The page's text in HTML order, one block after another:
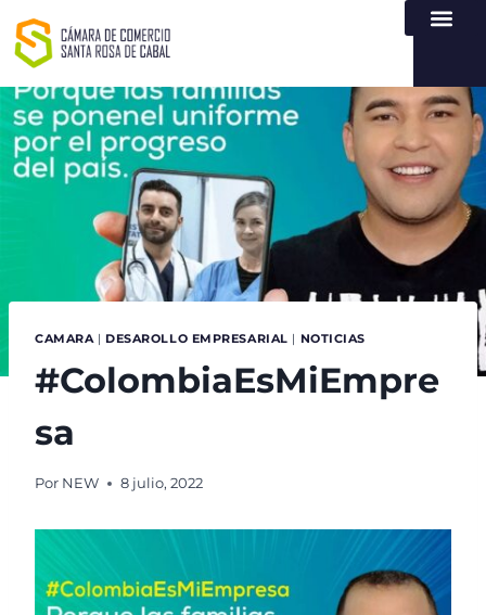
CAMARA| DESAROLLO EMPRESARIAL | NOTICIAS
#ColombiaEsMiEmpre
sa
Por NEW 8 julio, 2022